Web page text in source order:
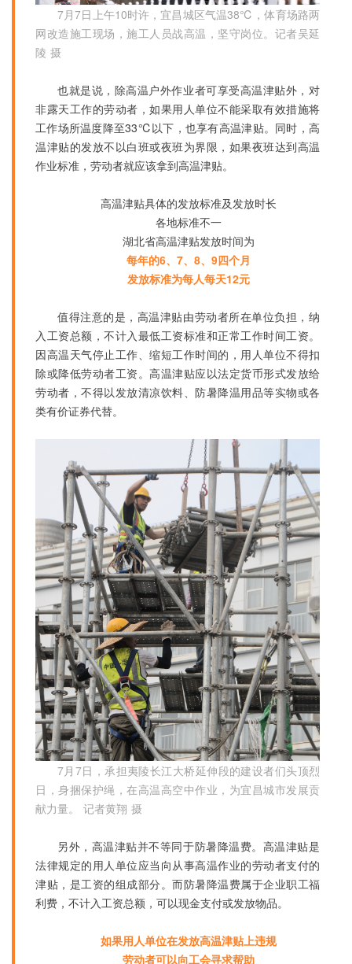
7月7日上午10时许，宜昌城区气温38℃，体育场路两
网改造施工现场，施工人员战高温，坚守岗位。记者吴延
陵 摄
也就是说，除高温户外作业者可享受高温津贴外，对
非露天工作的劳动者，如果用人单位不能采取有效措施将
工作场所温度降至33℃以下，也享有高温津贴。同时，高
温津贴的发放不以白班或夜班为界限，如果夜班达到高温
作业标准，劳动者就应该拿到高温津贴。
高温津贴具体的发放标准及发放时长
各地标准不一
湖北省高温津贴发放时间为
每年的6、7、8、9四个月
发放标准为每人每天12元
值得注意的是，高温津贴由劳动者所在单位负担，纳
入工资总额，不计入最低工资标准和正常工作时间工资。
因高温天气停止工作、缩短工作时间的，用人单位不得扣
除或降低劳动者工资。高温津贴应以法定货币形式发放给
劳动者，不得以发放清凉饮料、防暑降温用品等实物或各
类有价证券代替。
7月7日，承担夷陵长江大桥延伸段的建设者们头顶烈
日，身捆保护绳，在高温高空中作业，为宜昌城市发展贡
献力量。 记者黄翔 摄
另外，高温津贴并不等同于防暑降温费。高温津贴是
法律规定的用人单位应当向从事高温作业的劳动者支付的
津贴，是工资的组成部分。而防暑降温费属于企业职工福
利费，不计入工资总额，可以现金支付或发放物品。
如果用人单位在发放高温津贴上违规
劳动者可以向工会寻求帮助